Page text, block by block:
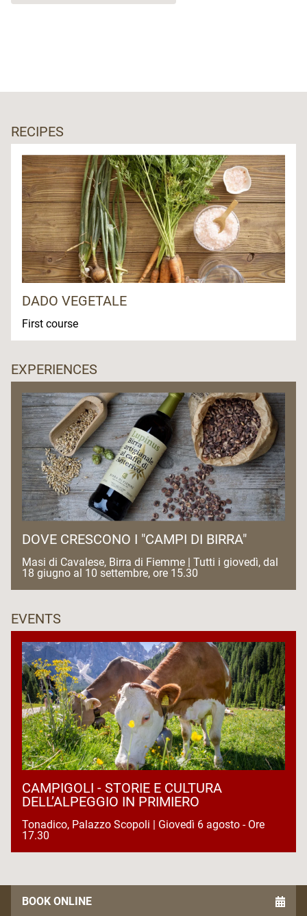
RECIPES
DADO VEGETALE
First course
EXPERIENCES
DOVE CRESCONO I "CAMPI DI BIRRA"
Masi di Cavalese, Birra di Fiemme | Tutti i giovedì, dal
18 giugno al 10 settembre, ore 15.30
EVENTS
CAMPIGOLI - STORIE E CULTURA
DELL’ALPEGGIO IN PRIMIERO
Tonadico, Palazzo Scopoli | Giovedì 6 agosto - Ore
17.30
BOOK ONLINE